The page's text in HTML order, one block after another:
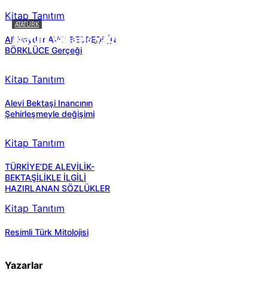
Kitap Tanıtım
Ali Haydar AVCI BEDREDDİN
BÖRKLÜCE Gerçeği
Kitap Tanıtım
Alevi Bektaşi Inancının
Şehirleşmeyle değişimi
Kitap Tanıtım
TÜRKİYE’DE ALEVİLİK-
BEKTAŞİLİKLE İLGİLİ
HAZIRLANAN SÖZLÜKLER
Kitap Tanıtım
Resimli Türk Mitolojisi
ATATÜRK
Atatürk sana ne yaptı?
Yazarlar